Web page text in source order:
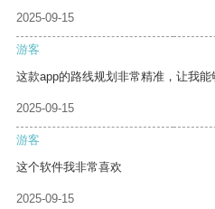
2025-09-15
游客
这款app的路线规划非常精准，让我能
2025-09-15
游客
这个软件我非常喜欢
2025-09-15